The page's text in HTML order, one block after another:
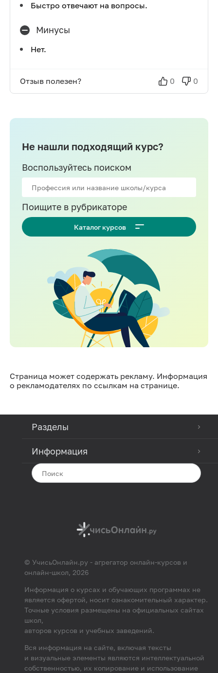
Быстро отвечают на вопросы.
Минусы
Нет.
Отзыв полезен? 0 0
Не нашли подходящий курс?
Воспользуйтесь поиском
Поищите в рубрикаторе
Каталог курсов
Страница может содержать рекламу. Информация
о рекламодателях по ссылкам на странице.
Разделы
Информация
© УчисьОнлайн.ру - агрегатор онлайн-курсов и
онлайн-школ, 2026
Информация о курсах и обучающих программах не
является офертой, носит ознакомительный характер.
Точные условия размещены на официальных сайтах
школ,
авторов курсов и учебных заведений.
Вся информация на сайте, включая тексты
и визуальные элементы являются интеллектуальной
собственностью, их копирование и использование